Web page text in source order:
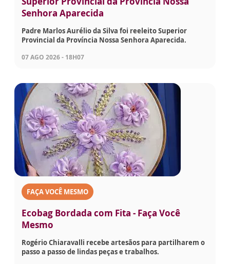
Senhora Aparecida
Padre Marlos Aurélio da Silva foi reeleito Superior
Provincial da Província Nossa Senhora Aparecida.
07 AGO 2026 - 18H07
FAÇA VOCÊ MESMO
Ecobag Bordada com Fita - Faça Você
Mesmo
Rogério Chiaravalli recebe artesãos para partilharem o
passo a passo de lindas peças e trabalhos.